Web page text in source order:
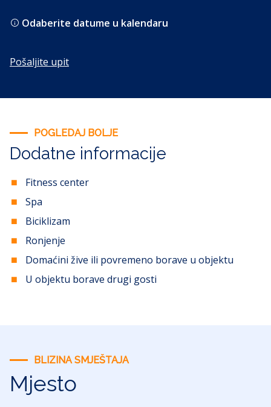
Odaberite datume u kalendaru
Pošaljite upit
POGLEDAJ BOLJE
Dodatne informacije
Fitness center
Spa
Biciklizam
Ronjenje
Domaćini žive ili povremeno borave u objektu
U objektu borave drugi gosti
BLIZINA SMJEŠTAJA
Mjesto